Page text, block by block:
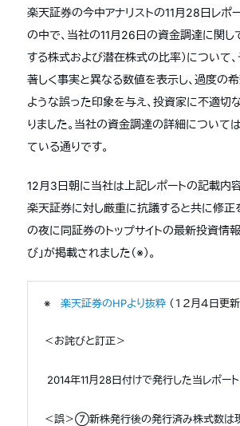
楽天証券の今中アナリストの11月28日レポ
の中で、当社の11月26日の資金調達に関し
する株式および潜在株式の比率）について
著しく事実と異なる数値を表示し、過度の
ような誤った印象を与え、投資家に不適切
りました。当社の資金調達の詳細について
ている通りです。
12月3日朝に当社は上記レポートの記載内
楽天証券に対し厳重に抗議すると共に修正
の夜に同証券のトップサイトの最新投資情
び」が掲載されました（※）。
※ 楽天証券のHPより抜粋 （１２月４日更新
＜お詫びと訂正＞
2014年11月28日付けで発行した当レポー
＜誤＞⑦新株発行後の発行済み株式数は